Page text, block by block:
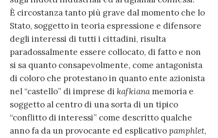
È circostanza tanto più grave dal momento che lo
Stato, soggetto in teoria espressione e difensore
degli interessi di tutti i cittadini, risulta
paradossalmente essere collocato, di fatto e non
si sa quanto consapevolmente, come antagonista
di coloro che protestano in quanto ente azionista
nel “castello” di imprese di kafkiana memoria e
soggetto al centro di una sorta di un tipico
“conflitto di interessi” come descritto qualche
anno fa da un provocante ed esplicativopamphlet,